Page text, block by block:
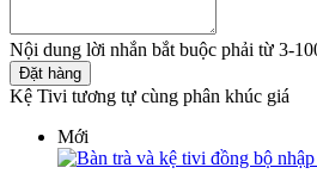
Nội dung lời nhắn bắt buộc phải từ 3-
Đặt hàng
Kệ Tivi tương tự cùng phân khúc giá
Mới